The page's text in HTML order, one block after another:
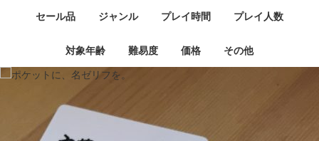
セール品
ジャンル プレイ時間 プレイ人数
対象年齢 難易度 価格 その他